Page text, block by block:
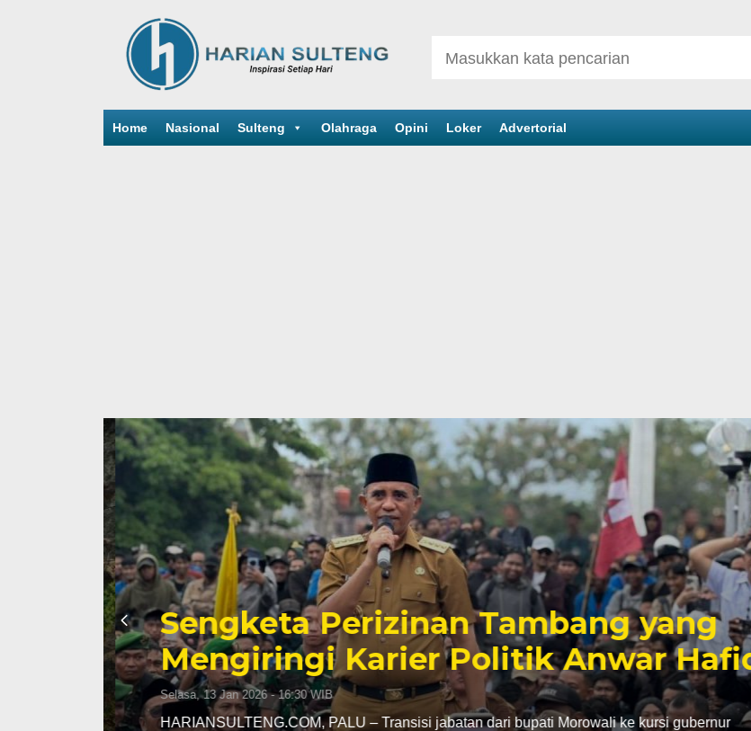
Home Nasional Sulteng Olahraga Opini Loker Advertorial
Sengketa Perizinan Tambang yang
Mengiringi Karier Politik Anwar Hafid
Selasa, 13 Jan 2026 - 16:30 WIB
HARIANSULTENG.COM, PALU – Transisi jabatan dari bupati Morowali ke kursi gubernur